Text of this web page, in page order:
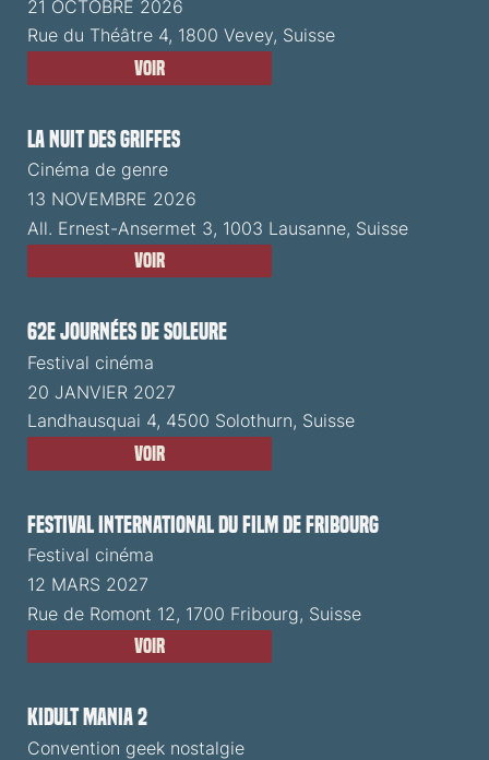
21 OCTOBRE 2026
Rue du Théâtre 4, 1800 Vevey, Suisse
Voir
La Nuit des Griffes
Cinéma de genre
13 NOVEMBRE 2026
All. Ernest-Ansermet 3, 1003 Lausanne, Suisse
Voir
62e Journées de Soleure
Festival cinéma
20 JANVIER 2027
Landhausquai 4, 4500 Solothurn, Suisse
Voir
Festival International du Film de Fribourg
Festival cinéma
12 MARS 2027
Rue de Romont 12, 1700 Fribourg, Suisse
Voir
Kidult Mania 2
Convention geek nostalgie